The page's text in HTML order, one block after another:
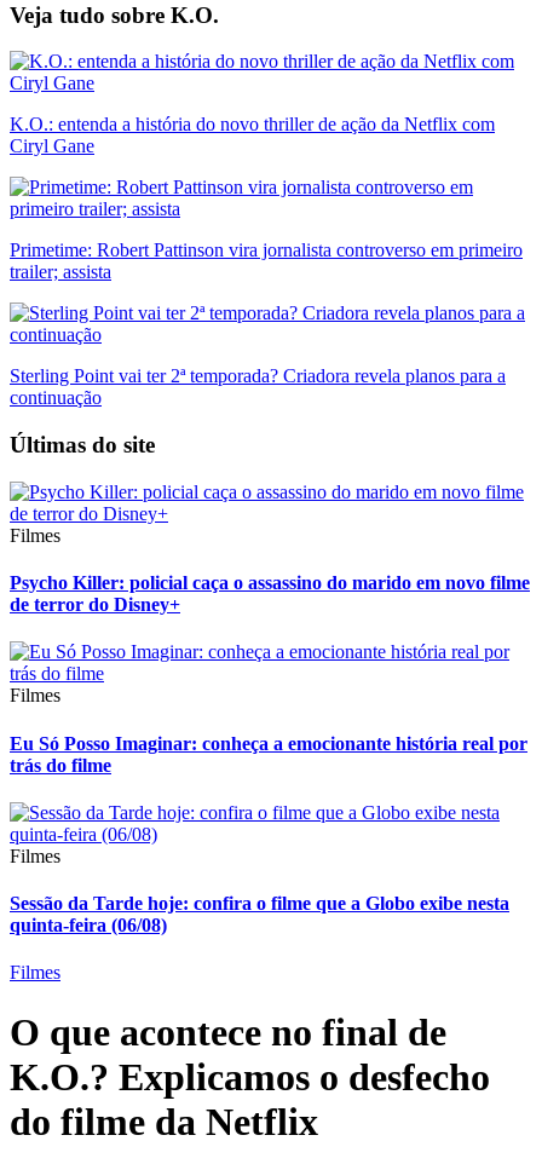
Veja tudo sobre K.O.
K.O.: entenda a história do novo thriller de ação da Netflix com
Ciryl Gane
Primetime: Robert Pattinson vira jornalista controverso em primeiro
trailer; assista
Sterling Point vai ter 2ª temporada? Criadora revela planos para a
continuação
Últimas do site
Filmes
Psycho Killer: policial caça o assassino do marido em novo filme
de terror do Disney+
Filmes
Eu Só Posso Imaginar: conheça a emocionante história real por
trás do filme
Filmes
Sessão da Tarde hoje: confira o filme que a Globo exibe nesta
quinta-feira (06/08)
Filmes
O que acontece no final de
K.O.? Explicamos o desfecho
do filme da Netflix